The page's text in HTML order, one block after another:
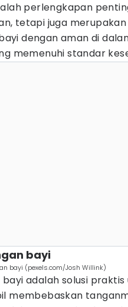
perlengkapan
tetapi juga
dengan aman di
memenuhi standar
bayi
bayi (pexels.com/Josh Willink)
bayi adalah solusi
membebaskan